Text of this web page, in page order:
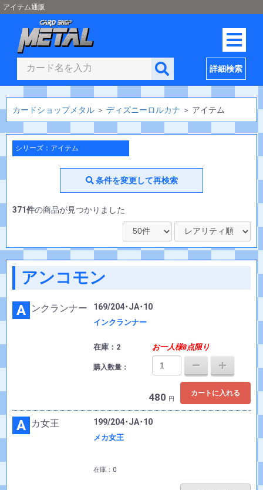
アイテム通販
詳細検索
カードショップメタル ＞ ディズニーロルカナ ＞ アイテム
シリーズ：アイテム
条件を変更して再検索
371件の商品が見つかりました
アンコモン
A 169/204･JA･10
インクランナー
在庫：2 お一人様8点限り
購入数量：
480 円
カートに入れる
A 199/204･JA･10
メカ女王
在庫：0